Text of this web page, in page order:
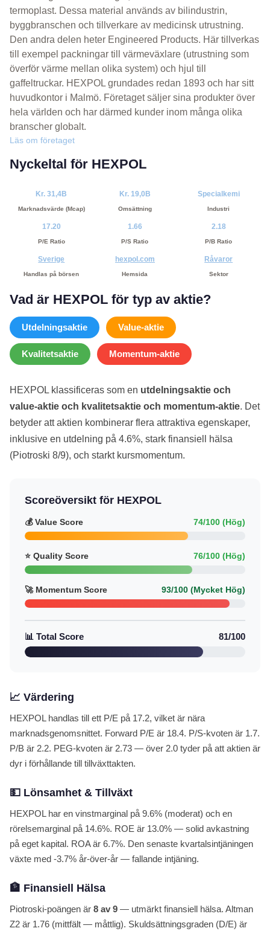
termoplast. Dessa material används av bilindustrin,
byggbranschen och tillverkare av medicinsk utrustning.
Den andra delen heter Engineered Products. Här tillverkas
till exempel packningar till värmeväxlare (utrustning som
överför värme mellan olika system) och hjul till
gaffeltruckar. HEXPOL grundades redan 1893 och har sitt
huvudkontor i Malmö. Företaget säljer sina produkter över
hela världen och har därmed kunder inom många olika
branscher globalt.
Läs om företaget
Nyckeltal för HEXPOL
Kr. 31,4B
Marknadsvärde (Mcap)
Kr. 19,0B
Omsättning
Specialkemi
Industri
17.20
P/E Ratio
1.66
P/S Ratio
2.18
P/B Ratio
Sverige
Handlas på börsen
hexpol.com
Hemsida
Råvaror
Sektor
Vad är HEXPOL för typ av aktie?
Utdelningsaktie Value-aktie
Kvalitetsaktie Momentum-aktie
HEXPOL klassificeras som en utdelningsaktie och
value-aktie och kvalitetsaktie och momentum-aktie. Det
betyder att aktien kombinerar flera attraktiva egenskaper,
inklusive en utdelning på 4.6%, stark finansiell hälsa
(Piotroski 8/9), och starkt kursmomentum.
Scoreöversikt för HEXPOL
💰 Value Score 74/100 (Hög)
⭐ Quality Score 76/100 (Hög)
🚀 Momentum Score 93/100 (Mycket Hög)
📊 Total Score 81/100
📈 Värdering
HEXPOL handlas till ett P/E på 17.2, vilket är nära
marknadsgenomsnittet. Forward P/E är 18.4. P/S-kvoten är 1.7.
P/B är 2.2. PEG-kvoten är 2.73 — över 2.0 tyder på att aktien är
dyr i förhållande till tillväxttakten.
💵 Lönsamhet & Tillväxt
HEXPOL har en vinstmarginal på 9.6% (moderat) och en
rörelsemarginal på 14.6%. ROE är 13.0% — solid avkastning
på eget kapital. ROA är 6.7%. Den senaste kvartalsintjäningen
växte med -3.7% år-över-år — fallande intjäning.
🏦 Finansiell Hälsa
Piotroski-poängen är 8 av 9 — utmärkt finansiell hälsa. Altman
Z2 är 1.76 (mittfält — måttlig). Skuldsättningsgraden (D/E) är